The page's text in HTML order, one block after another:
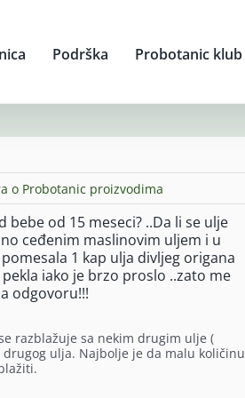
Podrška Probotanic klub
o Probotanic proizvodima
od 15 meseci? ..Da li se ulje
ceđenim maslinovim uljem i u
1 kap ulja divljeg origana
iako je brzo proslo ..zato me
odgovoru!!!
razblažuje sa nekim drugim ulje (
ulja. Najbolje je da malu količinu